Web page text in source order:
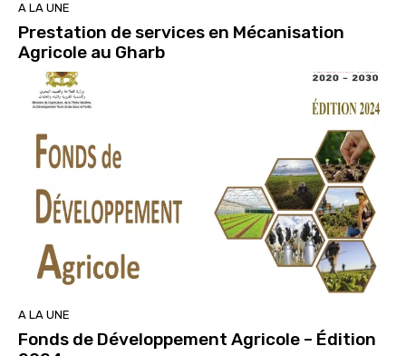
A LA UNE
Prestation de services en Mécanisation
Agricole au Gharb
A LA UNE
Fonds de Développement Agricole – Édition